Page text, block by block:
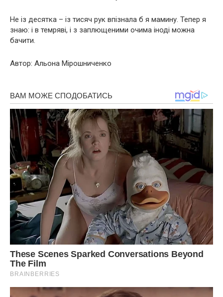
Не із десятка – із тисяч рук впізнала б я мамину. Тепер я
знаю: і в темряві, і з заплющеними очима іноді можна
бачити.
Автор: Альона Мірошниченко